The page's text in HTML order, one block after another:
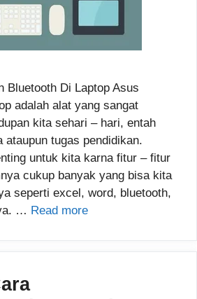
Bluetooth Di Laptop Asus
adalah alat yang sangat
kita sehari – hari, entah
ataupun tugas pendidikan.
untuk kita karna fitur – fitur
cukup banyak yang bisa kita
seperti excel, word, bluetooth,
… Read more